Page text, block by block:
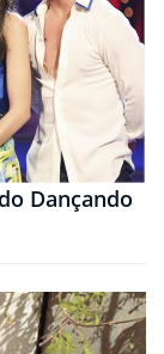
Dançando